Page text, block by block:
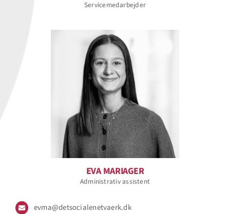
Servicemedarbejder
EVA MARIAGER
Administrativ assistent
evma@detsocialenetvaerk.dk